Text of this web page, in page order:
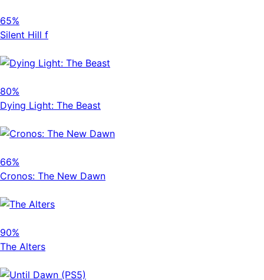
65%
Silent Hill f
80%
Dying Light: The Beast
66%
Cronos: The New Dawn
90%
The Alters